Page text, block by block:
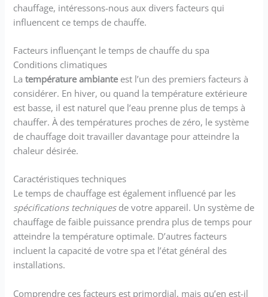
chauffage, intéressons-nous aux divers facteurs qui
influencent ce temps de chauffe.
Facteurs influençant le temps de chauffe du spa
Conditions climatiques
Latempérature ambianteest l’un des premiers facteurs à
considérer. En hiver, ou quand la température extérieure
est basse, il est naturel que l’eau prenne plus de temps à
chauffer. À des températures proches de zéro, le système
de chauffage doit travailler davantage pour atteindre la
chaleur désirée.
Caractéristiques techniques
Le temps de chauffage est également influencé par les
spécifications techniquesde votre appareil. Un système de
chauffage de faible puissance prendra plus de temps pour
atteindre la température optimale. D’autres facteurs
incluent la capacité de votre spa et l’état général des
installations.
Comprendre ces facteurs est primordial, mais qu’en est-il